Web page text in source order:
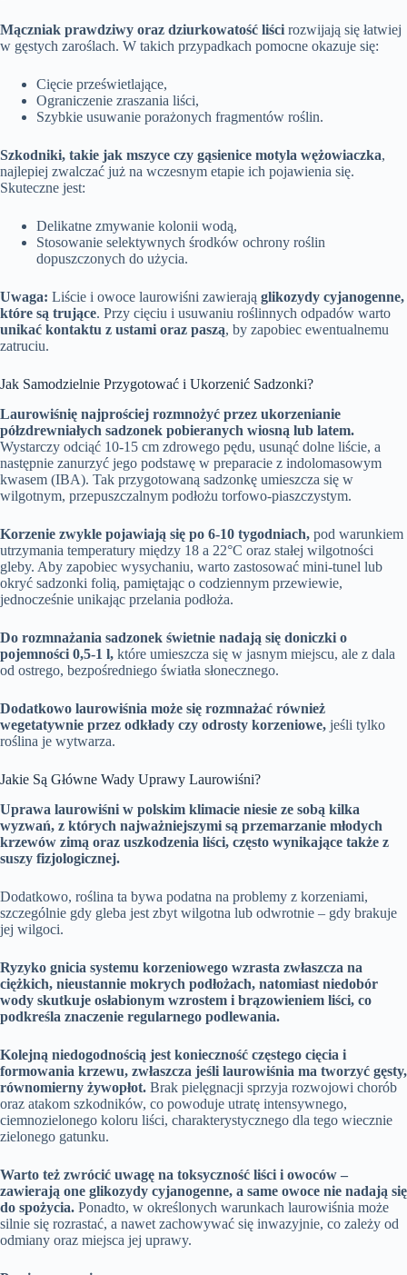
Mączniak prawdziwy oraz dziurkowatość liści rozwijają się łatwiej
w gęstych zaroślach. W takich przypadkach pomocne okazuje się:
Cięcie prześwietlające,
Ograniczenie zraszania liści,
Szybkie usuwanie porażonych fragmentów roślin.
Szkodniki, takie jak mszyce czy gąsienice motyla wężowiaczka,
najlepiej zwalczać już na wczesnym etapie ich pojawienia się.
Skuteczne jest:
Delikatne zmywanie kolonii wodą,
Stosowanie selektywnych środków ochrony roślin
dopuszczonych do użycia.
Uwaga: Liście i owoce laurowiśni zawierają glikozydy cyjanogenne,
które są trujące. Przy cięciu i usuwaniu roślinnych odpadów warto
unikać kontaktu z ustami oraz paszą, by zapobiec ewentualnemu
zatruciu.
Jak Samodzielnie Przygotować i Ukorzenić Sadzonki?
Laurowiśnię najprościej rozmnożyć przez ukorzenianie
półzdrewniałych sadzonek pobieranych wiosną lub latem.
Wystarczy odciąć 10-15 cm zdrowego pędu, usunąć dolne liście, a
następnie zanurzyć jego podstawę w preparacie z indolomasowym
kwasem (IBA). Tak przygotowaną sadzonkę umieszcza się w
wilgotnym, przepuszczalnym podłożu torfowo-piaszczystym.
Korzenie zwykle pojawiają się po 6-10 tygodniach, pod warunkiem
utrzymania temperatury między 18 a 22°C oraz stałej wilgotności
gleby. Aby zapobiec wysychaniu, warto zastosować mini-tunel lub
okryć sadzonki folią, pamiętając o codziennym przewiewie,
jednocześnie unikając przelania podłoża.
Do rozmnażania sadzonek świetnie nadają się doniczki o
pojemności 0,5-1 l, które umieszcza się w jasnym miejscu, ale z dala
od ostrego, bezpośredniego światła słonecznego.
Dodatkowo laurowiśnia może się rozmnażać również
wegetatywnie przez odkłady czy odrosty korzeniowe, jeśli tylko
roślina je wytwarza.
Jakie Są Główne Wady Uprawy Laurowiśni?
Uprawa laurowiśni w polskim klimacie niesie ze sobą kilka
wyzwań, z których najważniejszymi są przemarzanie młodych
krzewów zimą oraz uszkodzenia liści, często wynikające także z
suszy fizjologicznej.
Dodatkowo, roślina ta bywa podatna na problemy z korzeniami,
szczególnie gdy gleba jest zbyt wilgotna lub odwrotnie – gdy brakuje
jej wilgoci.
Ryzyko gnicia systemu korzeniowego wzrasta zwłaszcza na
ciężkich, nieustannie mokrych podłożach, natomiast niedobór
wody skutkuje osłabionym wzrostem i brązowieniem liści, co
podkreśla znaczenie regularnego podlewania.
Kolejną niedogodnością jest konieczność częstego cięcia i
formowania krzewu, zwłaszcza jeśli laurowiśnia ma tworzyć gęsty,
równomierny żywopłot. Brak pielęgnacji sprzyja rozwojowi chorób
oraz atakom szkodników, co powoduje utratę intensywnego,
ciemnozielonego koloru liści, charakterystycznego dla tego wiecznie
zielonego gatunku.
Warto też zwrócić uwagę na toksyczność liści i owoców –
zawierają one glikozydy cyjanogenne, a same owoce nie nadają się
do spożycia. Ponadto, w określonych warunkach laurowiśnia może
silnie się rozrastać, a nawet zachowywać się inwazyjnie, co zależy od
odmiany oraz miejsca jej uprawy.